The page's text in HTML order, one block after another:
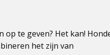
op te geven? Het kan!
het zijn van